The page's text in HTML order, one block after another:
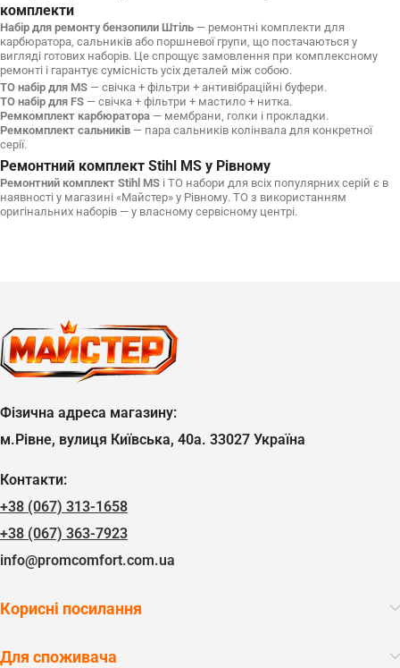
комплекти
Набір для ремонту бензопили Штіль — ремонтні комплекти для
карбюратора, сальників або поршневої групи, що постачаються у
вигляді готових наборів. Це спрощує замовлення при комплексному
ремонті і гарантує сумісність усіх деталей між собою.
ТО набір для MS — свічка + фільтри + антивібраційні буфери.
ТО набір для FS — свічка + фільтри + мастило + нитка.
Ремкомплект карбюратора — мембрани, голки і прокладки.
Ремкомплект сальників — пара сальників колінвала для конкретної
серії.
Ремонтний комплект Stihl MS у Рівному
Ремонтний комплект Stihl MS і ТО набори для всіх популярних серій є в
наявності у магазині «Майстер» у Рівному. ТО з використанням
оригінальних наборів — у власному сервісному центрі.
Фізична адреса магазину:
м.Рівне, вулиця Київська, 40а. 33027 Україна
Контакти:
+38 (067) 313-1658
+38 (067) 363-7923
info@promcomfort.com.ua
Корисні посилання
Для споживача